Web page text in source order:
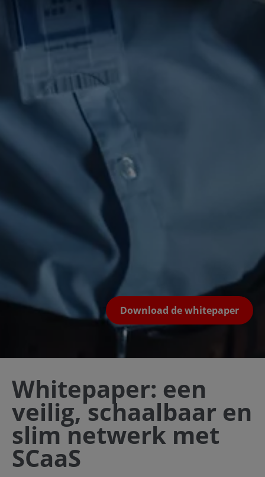
Download de whitepaper
Whitepaper: een
veilig, schaalbaar en
slim netwerk met
SCaaS